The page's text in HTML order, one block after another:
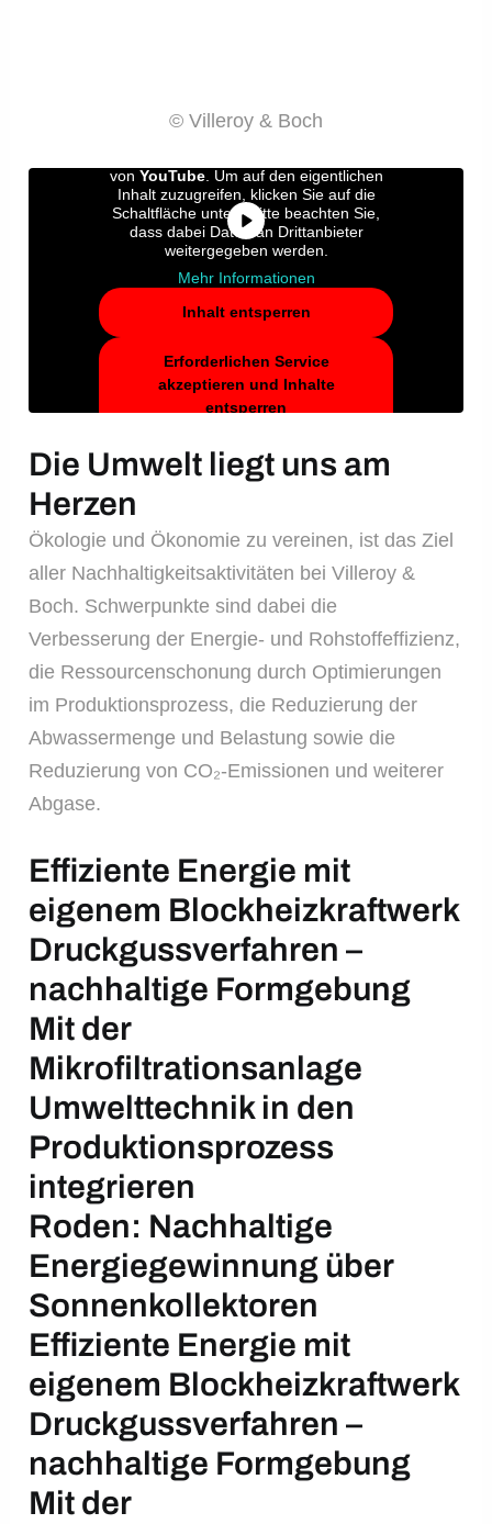
© Villeroy & Boch
von YouTube. Um auf den eigentlichen
Inhalt zuzugreifen, klicken Sie auf die
Schaltfläche unten. Bitte beachten Sie,
dass dabei Daten an Drittanbieter
weitergegeben werden.
Mehr Informationen
Inhalt entsperren
Erforderlichen Service
akzeptieren und Inhalte
entsperren
Die Umwelt liegt uns am
Herzen
Ökologie und Ökonomie zu vereinen, ist das Ziel
aller Nachhaltigkeitsaktivitäten bei Villeroy &
Boch. Schwerpunkte sind dabei die
Verbesserung der Energie- und Rohstoffeffizienz,
die Ressourcenschonung durch Optimierungen
im Produktionsprozess, die Reduzierung der
Abwassermenge und Belastung sowie die
Reduzierung von CO₂-Emissionen und weiterer
Abgase.
Effiziente Energie mit
eigenem Blockheizkraftwerk
Druckgussverfahren –
nachhaltige Formgebung
Mit der
Mikrofiltrationsanlage
Umwelttechnik in den
Produktionsprozess
integrieren
Roden: Nachhaltige
Energiegewinnung über
Sonnenkollektoren
Effiziente Energie mit
eigenem Blockheizkraftwerk
Druckgussverfahren –
nachhaltige Formgebung
Mit der